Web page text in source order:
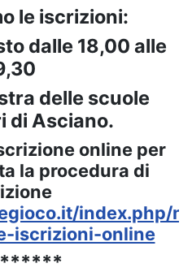
le iscrizioni:
dalle 18,00 alle
delle scuole
di Asciano.
online per
la procedura di
index.php/
iscrizioni-online